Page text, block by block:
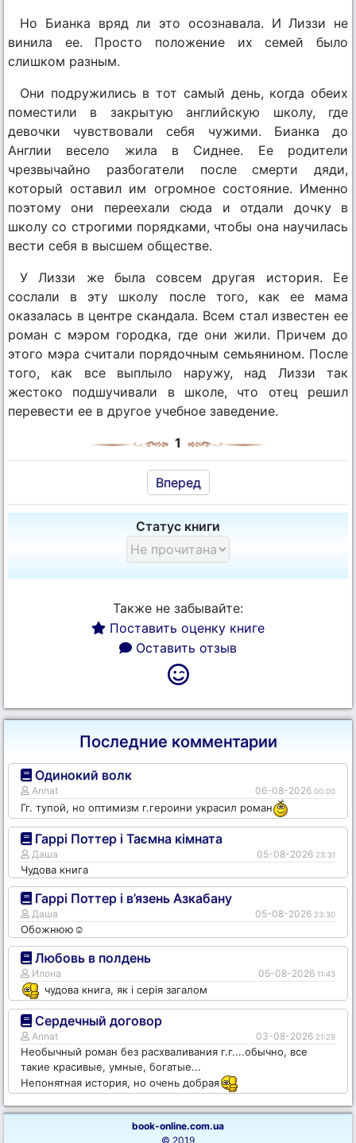
Но Бианка вряд ли это осознавала. И Лиззи не
винила ее. Просто положение их семей было
слишком разным.
Они подружились в тот самый день, когда обеих
поместили в закрытую английскую школу, где
девочки чувствовали себя чужими. Бианка до
Англии весело жила в Сиднее. Ее родители
чрезвычайно разбогатели после смерти дяди,
который оставил им огромное состояние. Именно
поэтому они переехали сюда и отдали дочку в
школу со строгими порядками, чтобы она научилась
вести себя в высшем обществе.
У Лиззи же была совсем другая история. Ее
сослали в эту школу после того, как ее мама
оказалась в центре скандала. Всем стал известен ее
роман с мэром городка, где они жили. Причем до
этого мэра считали порядочным семьянином. После
того, как все выплыло наружу, над Лиззи так
жестоко подшучивали в школе, что отец решил
перевести ее в другое учебное заведение.
1
Вперед
Статус книги
Также не забывайте:
Поставить оценку книге
Оставить отзыв
Последние комментарии
Одинокий волк
Annat 06-08-2026 00:00
Гг. тупой, но оптимизм г.героини украсил роман
Гаррі Поттер і Таємна кімната
Даша 05-08-2026 23:31
Чудова книга
Гаррі Поттер і в’язень Азкабану
Даша 05-08-2026 23:30
Обожнюю☺️
Любовь в полдень
Илона 05-08-2026 11:43
чудова книга, як і серія загалом
Сердечный договор
Annat 03-08-2026 21:29
Необычный роман без расхваливания г.г....обычно, все
такие красивые, умные, богатые...
Непонятная история, но очень добрая
book-online.com.ua
© 2019